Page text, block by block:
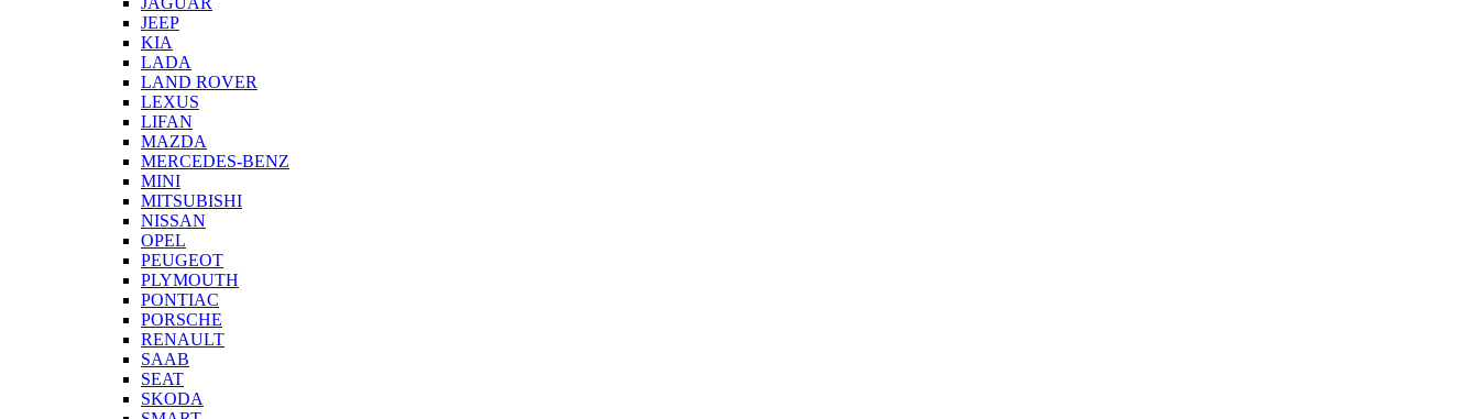
JEEP
KIA
LADA
LAND ROVER
LEXUS
LIFAN
MAZDA
MERCEDES-BENZ
MINI
MITSUBISHI
NISSAN
OPEL
PEUGEOT
PLYMOUTH
PONTIAC
PORSCHE
RENAULT
SAAB
SEAT
SKODA